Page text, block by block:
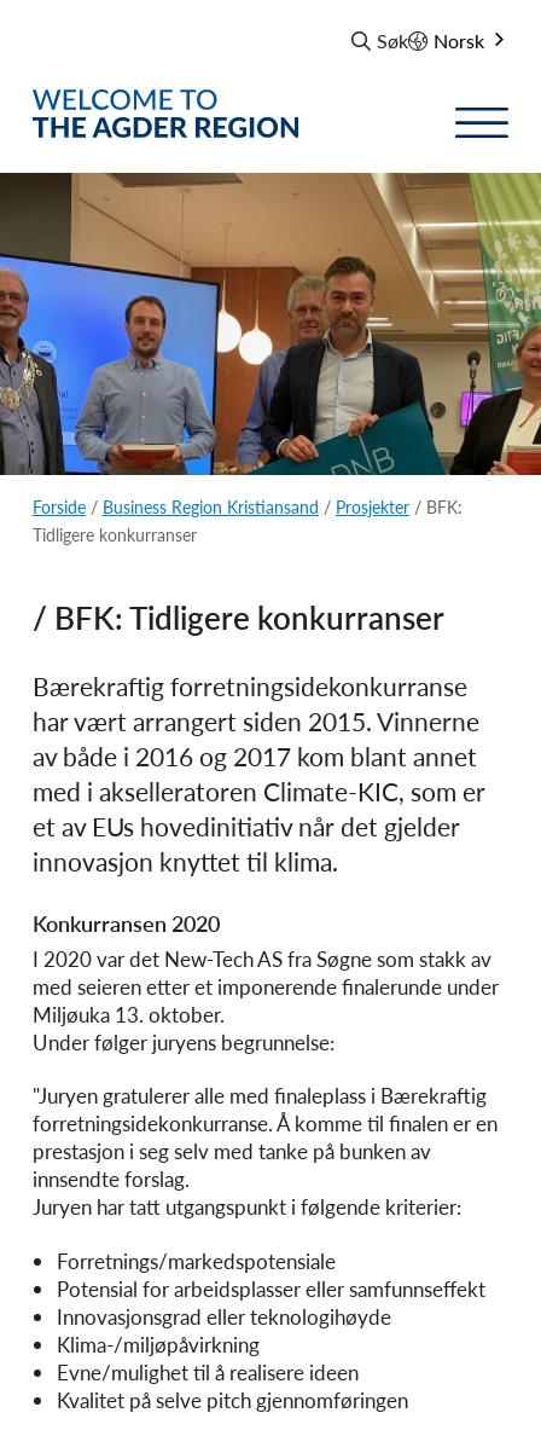
Søk Norsk
Forside/ Business Region Kristiansand / Prosjekter/ BFK:
Tidligere konkurranser
/ BFK: Tidligere konkurranser
Bærekraftig forretningsidekonkurranse
har vært arrangert siden 2015. Vinnerne
av både i 2016 og 2017 kom blant annet
med i akselleratoren Climate-KIC, som er
et av EUs hovedinitiativ når det gjelder
innovasjon knyttet til klima.
Konkurransen 2020
I 2020 var det New-Tech AS fra Søgne som stakk av
med seieren etter et imponerende finalerunde under
Miljøuka 13. oktober.
Under følger juryens begrunnelse:
"Juryen gratulerer alle med finaleplass i Bærekraftig
forretningsidekonkurranse. Å komme til finalen er en
prestasjon i seg selv med tanke på bunken av
innsendte forslag.
Juryen har tatt utgangspunkt i følgende kriterier:
Forretnings/markedspotensiale
Potensial for arbeidsplasser eller samfunnseffekt
Innovasjonsgrad eller teknologihøyde
Klima-/miljøpåvirkning
Evne/mulighet til å realisere ideen
Kvalitet på selve pitch gjennomføringen